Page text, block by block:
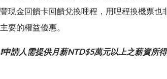
豐現金回饋卡回饋兌換哩程，用哩程換機票
主要的權益優惠。
❗申請人需提供月薪NTD$5萬元以上之薪資所